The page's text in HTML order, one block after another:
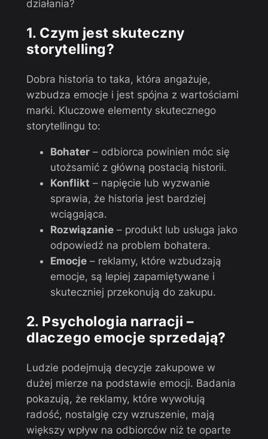
działania?
1. Czym jest skuteczny
storytelling?
Dobra historia to taka, która angażuje,
wzbudza emocje i jest spójna z wartościami
marki. Kluczowe elementy skutecznego
storytellingu to:
Bohater– odbiorca powinien móc się
utożsamić z główną postacią historii.
Konflikt – napięcie lub wyzwanie
sprawia, że historia jest bardziej
wciągająca.
Rozwiązanie– produkt lub usługa jako
odpowiedź na problem bohatera.
Emocje– reklamy, które wzbudzają
emocje, są lepiej zapamiętywane i
skuteczniej przekonują do zakupu.
2. Psychologia narracji –
dlaczego emocje sprzedają?
Ludzie podejmują decyzje zakupowe w
dużej mierze na podstawie emocji. Badania
pokazują, że reklamy, które wywołują
radość, nostalgię czy wzruszenie, mają
większy wpływ na odbiorców niż te oparte